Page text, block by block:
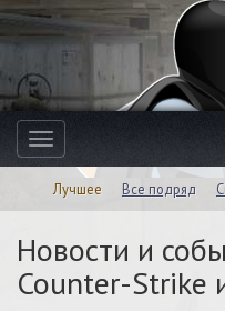
Toggle
navigation
Лучшее Все подряд
Новости и
Counter-Strike